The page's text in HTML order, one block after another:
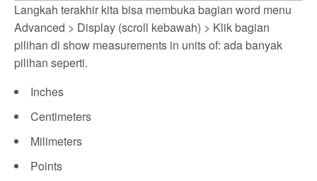
Langkah terakhir kita bisa membuka bagian word menu
Advanced > Display (scroll kebawah) > Klik bagian
pilihan di show measurements in units of: ada banyak
pilihan seperti.
Inches
Centimeters
Milimeters
Points